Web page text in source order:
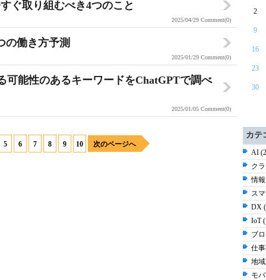
ぐ取り組むべき4つのこと
2025/04/29 Comment(0)
の働き方予測
2025/01/29 Comment(0)
可能性のあるキーワードをChatGPTで調べ
2025/01/05 Comment(0)
5 6 7 8 9 10 次のページへ
2
9
16
23
30
カテ
AI
ク
情
ス
DX
IoT
ブ
仕
地
モ